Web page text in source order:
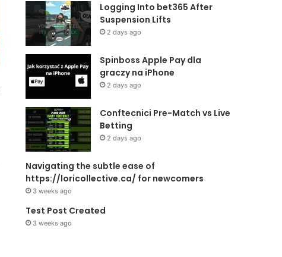
Logging Into bet365 After
Suspension Lifts
2 days ago
Spinboss Apple Pay dla
graczy na iPhone
2 days ago
Conftecnici Pre-Match vs Live
Betting
2 days ago
Navigating the subtle ease of
https://loricollective.ca/ for newcomers
3 weeks ago
Test Post Created
3 weeks ago